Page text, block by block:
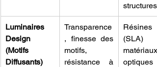
structures.
Luminaires
Design
(Motifs
Diffusants)
Transparence
, finesse des
motifs,
résistance à
Résines
(SLA)
matériaux
optiques